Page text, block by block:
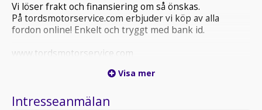
Vi löser frakt och finansiering om så önskas.
På tordsmotorservice.com erbjuder vi köp av alla
fordon online! Enkelt och tryggt med bank id.
www.tordsmotorservice.com
Visa mer
Intresseanmälan